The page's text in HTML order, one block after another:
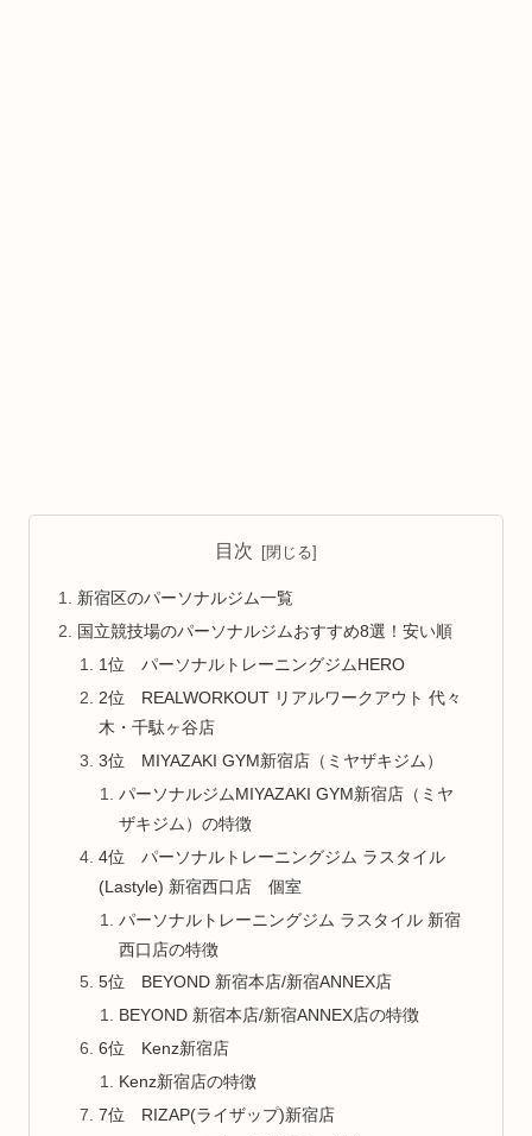
目次
新宿区のパーソナルジム一覧
国立競技場のパーソナルジムおすすめ8選！安い順
1位 パーソナルトレーニングジムHERO
2位 REALWORKOUT リアルワークアウト 代々
木・千駄ヶ谷店
3位 MIYAZAKI GYM新宿店（ミヤザキジム）
パーソナルジムMIYAZAKI GYM新宿店（ミヤ
ザキジム）の特徴
4位 パーソナルトレーニングジム ラスタイル
(Lastyle) 新宿西口店 個室
パーソナルトレーニングジム ラスタイル 新宿
西口店の特徴
5位 BEYOND 新宿本店/新宿ANNEX店
BEYOND 新宿本店/新宿ANNEX店の特徴
6位 Kenz新宿店
Kenz新宿店の特徴
7位 RIZAP(ライザップ)新宿店